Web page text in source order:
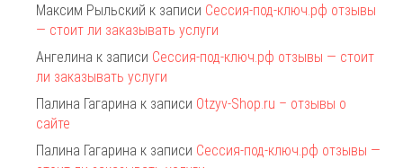
Максим Рыльский к записи Сессия-под-ключ.рф отзывы
— стоит ли заказывать услуги
Ангелина к записи Сессия-под-ключ.рф отзывы — стоит
ли заказывать услуги
Палина Гагарина к записи Otzyv-Shop.ru – отзывы о
сайте
Палина Гагарина к записи Сессия-под-ключ.рф отзывы —